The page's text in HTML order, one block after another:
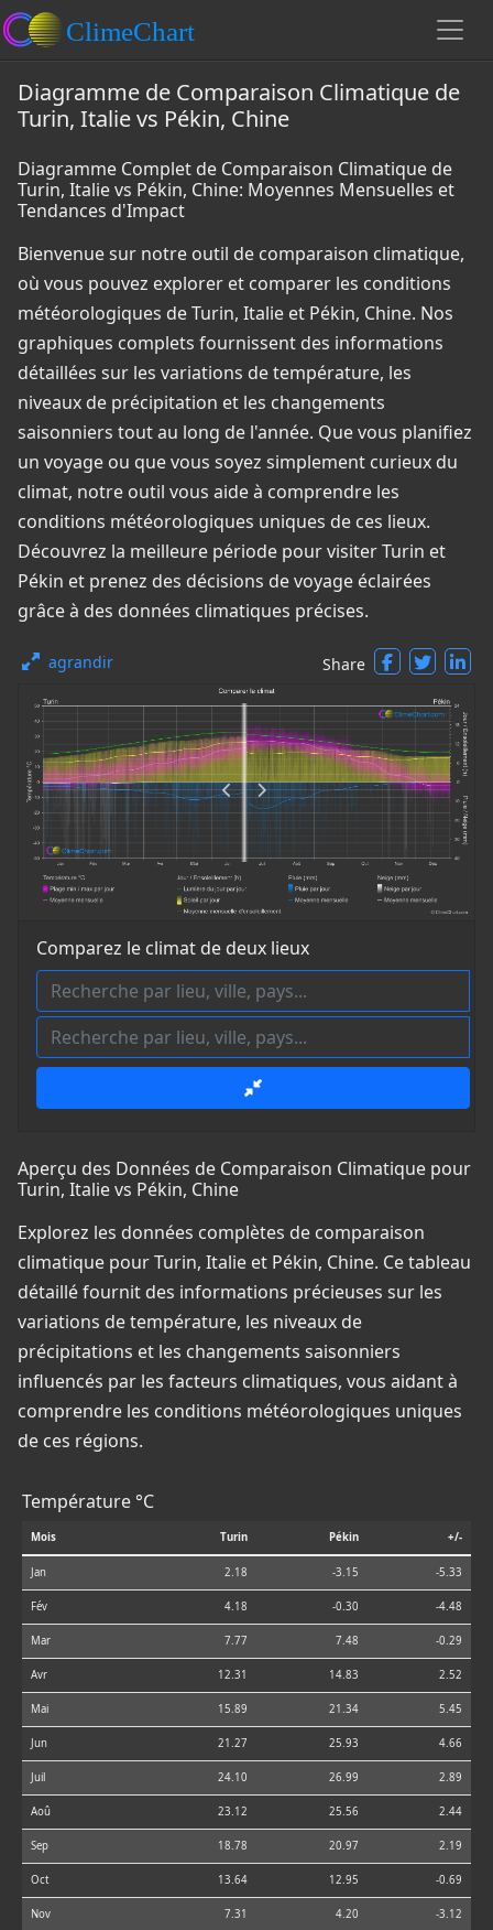
Diagramme de Comparaison Climatique de
Turin, Italie vs Pékin, Chine
Diagramme Complet de Comparaison Climatique de
Turin, Italie vs Pékin, Chine: Moyennes Mensuelles et
Tendances d'Impact
Bienvenue sur notre outil de comparaison climatique,
où vous pouvez explorer et comparer les conditions
météorologiques de Turin, Italie et Pékin, Chine. Nos
graphiques complets fournissent des informations
détaillées sur les variations de température, les
niveaux de précipitation et les changements
saisonniers tout au long de l'année. Que vous planifiez
un voyage ou que vous soyez simplement curieux du
climat, notre outil vous aide à comprendre les
conditions météorologiques uniques de ces lieux.
Découvrez la meilleure période pour visiter Turin et
Pékin et prenez des décisions de voyage éclairées
grâce à des données climatiques précises.
agrandir Share
Comparez le climat de deux lieux
Aperçu des Données de Comparaison Climatique pour
Turin, Italie vs Pékin, Chine
Explorez les données complètes de comparaison
climatique pour Turin, Italie et Pékin, Chine. Ce tableau
détaillé fournit des informations précieuses sur les
variations de température, les niveaux de
précipitations et les changements saisonniers
influencés par les facteurs climatiques, vous aidant à
comprendre les conditions météorologiques uniques
de ces régions.
Température °C
Mois Turin Pékin +/-
Jan 2.18 -3.15 -5.33
Fév 4.18 -0.30 -4.48
Mar 7.77 7.48 -0.29
Avr 12.31 14.83 2.52
Mai 15.89 21.34 5.45
Jun 21.27 25.93 4.66
Juil 24.10 26.99 2.89
Aoû 23.12 25.56 2.44
Sep 18.78 20.97 2.19
Oct 13.64 12.95 -0.69
Nov 7.31 4.20 -3.12